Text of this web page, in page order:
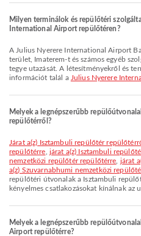
Milyen terminálok és repülőtéri
International Airport repülőtéren?
A Julius Nyerere International Airport Banki szolgáltatás/ATM, Dohányzó
terület, Imaterem-t és számos egyéb
tegye utazását. A létesítményekről és
információt talál a Julius Nyerere
Melyek a legnépszerűbb
repülőtérről?
járat a(z) Isztambuli repülőtér repülőtérről a(z) Houari Boumediene repülőtér
repülőtérre járat a(z) Isztambuli
nemzetközi repülőtér repülőtérre járat
a(z) Szuvarnabhumi nemzetközi
repülőtéri útvonalak a Isztambuli
kényelmes csatlakozásokat kínálnak az
Melyek a legnépszerűbb
Airport repülőtérre?